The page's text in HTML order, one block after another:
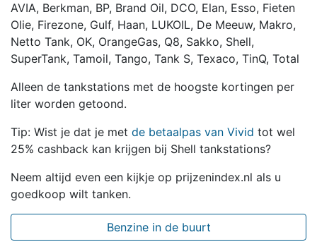
AVIA, Berkman, BP, Brand Oil, DCO, Elan, Esso, Fieten
Olie, Firezone, Gulf, Haan, LUKOIL, De Meeuw, Makro,
Netto Tank, OK, OrangeGas, Q8, Sakko, Shell,
SuperTank, Tamoil, Tango, Tank S, Texaco, TinQ, Total
Alleen de tankstations met de hoogste kortingen per
liter worden getoond.
Tip: Wist je dat je met de betaalpas van Vivid tot wel
25% cashback kan krijgen bij Shell tankstations?
Neem altijd even een kijkje op prijzenindex.nl als u
goedkoop wilt tanken.
Benzine in de buurt